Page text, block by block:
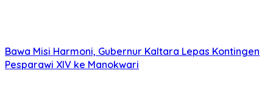
Bawa Misi Harmoni, Gubernur Kaltara Lepas Kontingen
Pesparawi XIV ke Manokwari